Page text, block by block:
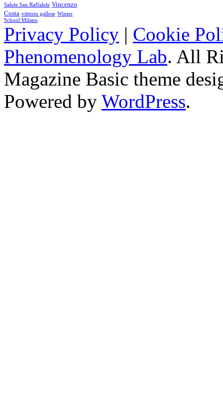
Salute San Raffalele Vincenzo
Costa vittorio gallese Winter
School Milano
Privacy Policy | Cookie
Phenomenology Lab. All
Magazine Basic theme
Powered by WordPress.